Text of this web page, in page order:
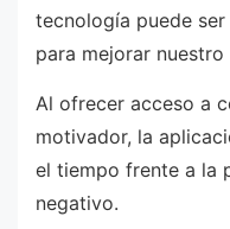
tecnología puede
para mejorar nuestro
Al ofrecer acceso a
motivador, la
el tiempo frente a la
negativo.